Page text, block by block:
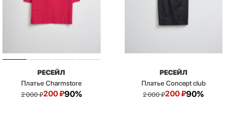
РЕСЕЙЛ
Платье Charmstore
2 000₽200₽90%
РЕСЕЙЛ
Платье Concept club
2 000₽200₽90%